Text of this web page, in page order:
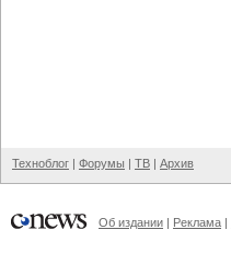
Техноблог | Форумы | ТВ | Архив
Об издании | Реклама |